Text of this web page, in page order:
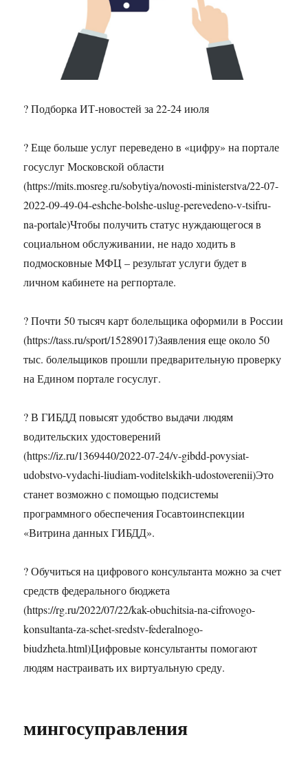
? Подборка ИТ-новостей за 22-24 июля
? Еще больше услуг переведено в «цифру» на портале
госуслуг Московской области
(https://mits.mosreg.ru/sobytiya/novosti-ministerstva/22-07-
2022-09-49-04-eshche-bolshe-uslug-perevedeno-v-tsifru-
na-portale)Чтобы получить статус нуждающегося в
социальном обслуживании, не надо ходить в
подмосковные МФЦ – результат услуги будет в
личном кабинете на регпортале.
? Почти 50 тысяч карт болельщика оформили в России
(https://tass.ru/sport/15289017)Заявления еще около 50
тыс. болельщиков прошли предварительную проверку
на Едином портале госуслуг.
? В ГИБДД повысят удобство выдачи людям
водительских удостоверений
(https://iz.ru/1369440/2022-07-24/v-gibdd-povysiat-
udobstvo-vydachi-liudiam-voditelskikh-udostoverenii)Это
станет возможно с помощью подсистемы
программного обеспечения Госавтоинспекции
«Витрина данных ГИБДД».
? Обучиться на цифрового консультанта можно за счет
средств федерального бюджета
(https://rg.ru/2022/07/22/kak-obuchitsia-na-cifrovogo-
konsultanta-za-schet-sredstv-federalnogo-
biudzheta.html)Цифровые консультанты помогают
людям настраивать их виртуальную среду.
мингосуправления